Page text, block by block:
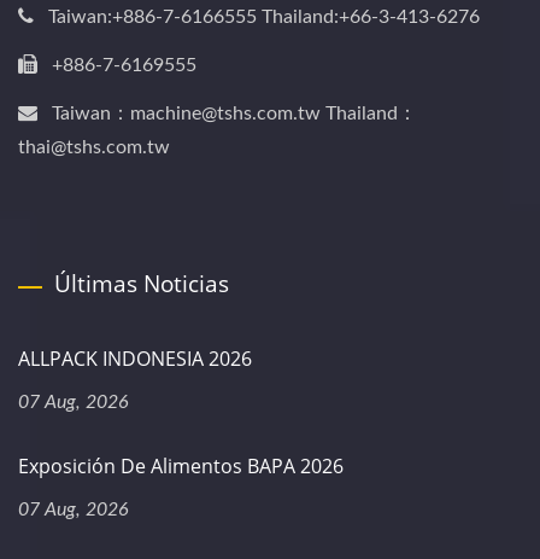
Taiwan:+886-7-6166555 Thailand:+66-3-413-6276
+886-7-6169555
Taiwan：machine@tshs.com.tw Thailand：
thai@tshs.com.tw
Últimas Noticias
ALLPACK INDONESIA 2026
07 Aug, 2026
Exposición De Alimentos BAPA 2026
07 Aug, 2026